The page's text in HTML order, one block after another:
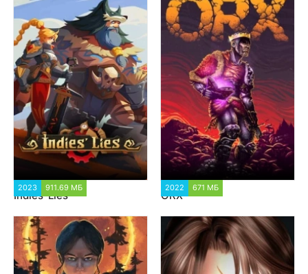
2023 911.69 МБ
Indies' Lies
2022 671 МБ
ORX